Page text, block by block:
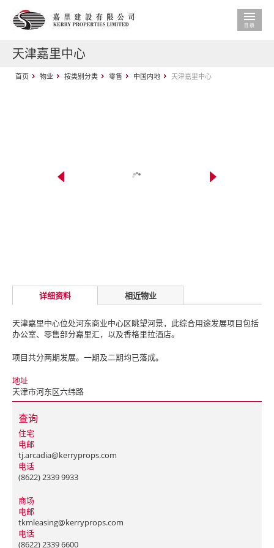
天津嘉里中心
首页 物业 按类别分类 零售 中国内地 天津嘉里中心
详细资料 相近物业
天津嘉里中心位处河东商业中心区眺望河景，此综合用途发展项目包括
办公室、零售部分嘉里汇，以及香格里拉酒店。
项目共分两期发展。一期及二期均已落成。
地址
天津市河东区六纬路
查询
住宅
电邮
tj.arcadia@kerryprops.com
电话
(8622) 2339 9933
商场
电邮
tkmleasing@kerryprops.com
电话
(8622) 2339 6600